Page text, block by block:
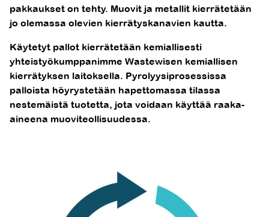
pakkaukset on tehty. Muovit ja metallit kierrätetään
jo olemassa olevien kierrätyskanavien kautta.
Käytetyt pallot kierrätetään kemiallisesti
yhteistyökumppanimme Wastewisen kemiallisen
kierrätyksen laitoksella. Pyrolyysiprosessissa
palloista höyrystetään hapettomassa tilassa
nestemäistä tuotetta, jota voidaan käyttää raaka-
aineena muoviteollisuudessa.